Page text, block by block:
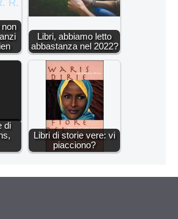
Libri, abbiamo letto
abbastanza nel 2022?
di
Libri di storie vere: vi
piacciono?